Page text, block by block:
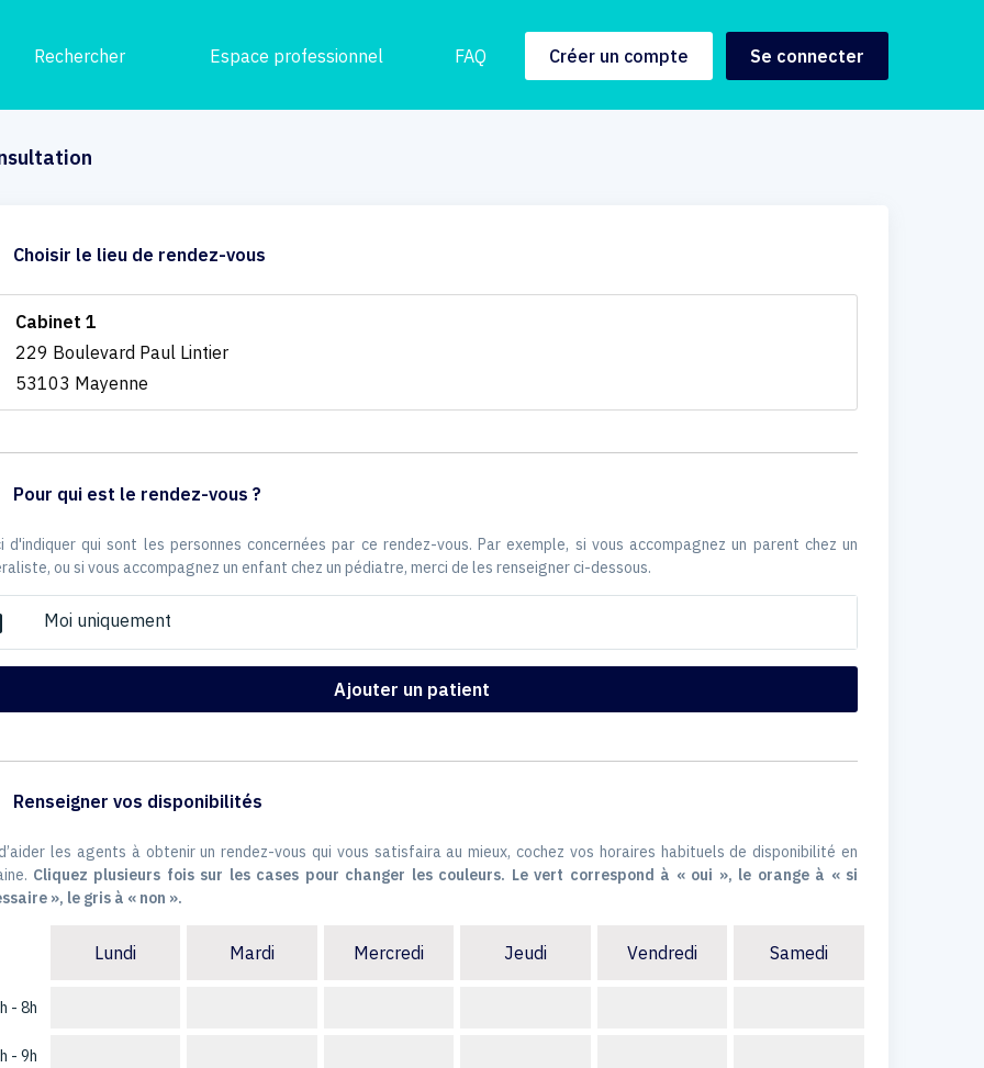
Rechercher Espace professionnel FAQ Créer un compte Se connecter
Choisir le lieu de rendez-vous
Cabinet 1
229 Boulevard Paul Lintier
53103 Mayenne
Pour qui est le rendez-vous ?
d'indiquer qui sont les personnes concernées par ce rendez-vous. Par exemple, si vous accompagnez un parent chez un
ou si vous accompagnez un enfant chez un pédiatre, merci de les renseigner ci-dessous.
Moi uniquement
Ajouter un patient
Renseigner vos disponibilités
les agents à obtenir un rendez-vous qui vous satisfaira au mieux, cochez vos horaires habituels de disponibilité en
Cliquez plusieurs fois sur les cases pour changer les couleurs. Le vert correspond à « oui », le orange à « si
», le gris à « non ».
- 8h
- 9h
Lundi Mardi Mercredi Jeudi Vendredi Samedi